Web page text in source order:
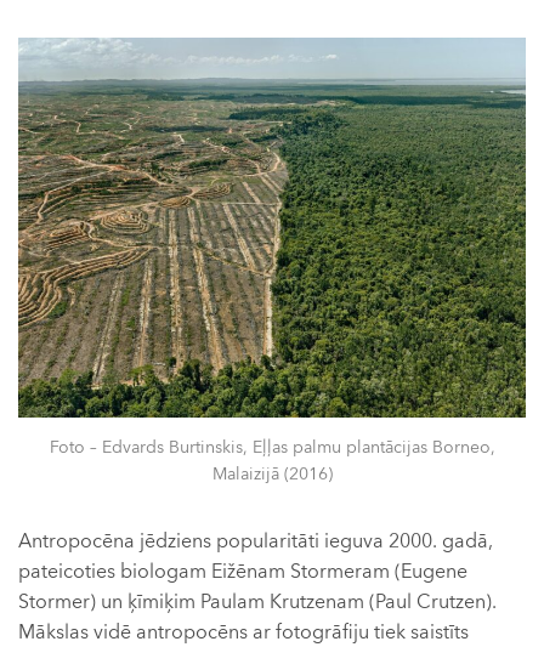
Foto – Edvards Burtinskis, Eļļas palmu plantācijas Borneo,
Malaizijā (2016)
Antropocēna jēdziens popularitāti ieguva 2000. gadā,
pateicoties biologam Eižēnam Stormeram (Eugene
Stormer) un ķīmiķim Paulam Krutzenam (Paul Crutzen).
Mākslas vidē antropocēns ar fotogrāfiju tiek saistīts